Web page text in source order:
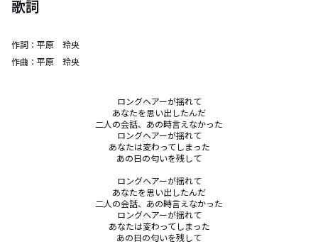
歌詞
作詞： 平原 玲央
作曲： 平原 玲央
ロングヘアーが揺れて
あなたを思い出したんだ
二人の会話、あの時言えなかった
ロングヘアーが揺れて
あなたは変わってしまった
あの日の匂いを残して
ロングヘアーが揺れて
あなたを思い出したんだ
二人の会話、あの時言えなかった
ロングヘアーが揺れて
あなたは変わってしまった
あの日の匂いを残して